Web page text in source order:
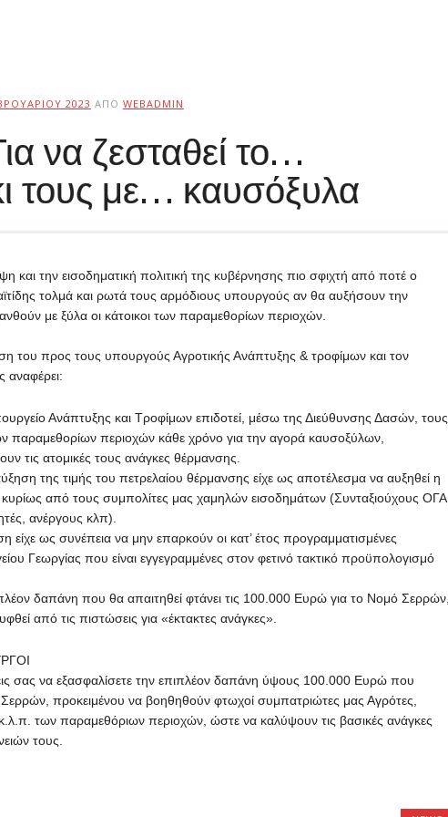
2023 ΑΠΌ WEBADMIN
να ζεσταθεί το…
τους με… καυσόξυλα
και την εισοδηματική πολιτική της κυβέρνησης πιο σφιχτή από ποτέ ο
τολμά και ρωτά τους αρμόδιους υπουργούς αν θα αυξήσουν την
με ξύλα οι κάτοικοι των παραμεθορίων περιοχών.
του προς τους υπουργούς Αγροτικής Ανάπτυξης & τροφίμων και τον
αναφέρει:
Ανάπτυξης και Τροφίμων επιδοτεί, μέσω της Διεύθυνσης Δασών, τους
παραμεθορίων περιοχών κάθε χρόνο για την αγορά καυσοξύλων,
τις ατομικές τους ανάγκες θέρμανσης.
της τιμής του πετρελαίου θέρμανσης είχε ως αποτέλεσμα να αυξηθεί η
από τους συμπολίτες μας χαμηλών εισοδημάτων (Συνταξιούχους ΟΓΑ,
ανέργους κλπ).
είχε ως συνέπεια να μην επαρκούν οι κατ’ έτος προγραμματισμένες
Γεωργίας που είναι εγγεγραμμένες στον φετινό τακτικό προϋπολογισμό
δαπάνη που θα απαιτηθεί φτάνει τις 100.000 Ευρώ για το Νομό Σερρών,
από τις πιστώσεις για «έκτακτες ανάγκες».
σας να εξασφαλίσετε την επιπλέον δαπάνη ύψους 100.000 Ευρώ που
Σερρών, προκειμένου να βοηθηθούν φτωχοί συμπατριώτες μας Αγρότες,
κ.λ.π. των παραμεθόριων περιοχών, ώστε να καλύψουν τις βασικές ανάγκες
τους.